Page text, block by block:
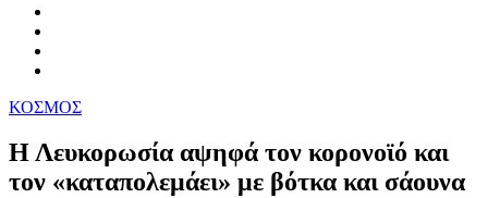
ΚΟΣΜΟΣ
Η Λευκορωσία αψηφά τον κορονοϊό και
τον «καταπολεμάει» με βότκα και σάουνα